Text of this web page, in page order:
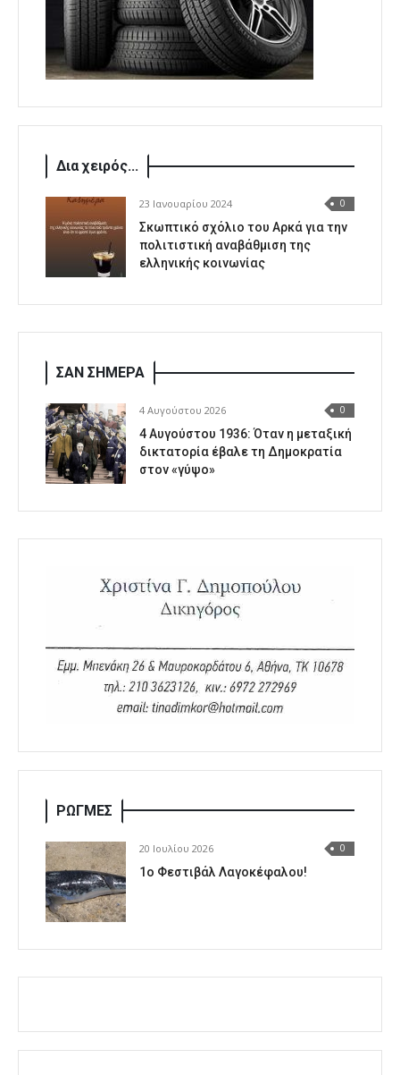
Δια χειρός...
23 Ιανουαρίου 2024 0
Σκωπτικό σχόλιο του Αρκά για την
πολιτιστική αναβάθμιση της
ελληνικής κοινωνίας
ΣΑΝ ΣΗΜΕΡΑ
4 Αυγούστου 2026 0
4 Αυγούστου 1936: Όταν η μεταξική
δικτατορία έβαλε τη Δημοκρατία
στον «γύψο»
ΡΩΓΜΕΣ
20 Ιουλίου 2026 0
1o Φεστιβάλ Λαγοκέφαλου!